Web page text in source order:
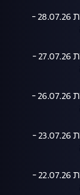
המהדורה המרכזית 28.07.26 -
המהדורה המרכזית 27.07.26 -
המהדורה המרכזית 26.07.26 -
המהדורה המרכזית 23.07.26 -
המהדורה המרכזית 22.07.26 -